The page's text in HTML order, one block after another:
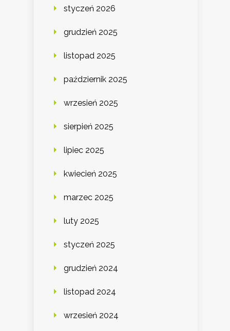
styczeń 2026
grudzień 2025
listopad 2025
październik 2025
wrzesień 2025
sierpień 2025
lipiec 2025
kwiecień 2025
marzec 2025
luty 2025
styczeń 2025
grudzień 2024
listopad 2024
wrzesień 2024